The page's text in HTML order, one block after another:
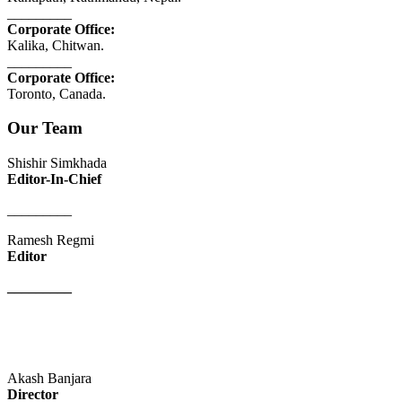
Corporate Office:
Kalika, Chitwan.
Corporate Office:
Toronto, Canada.
Our Team
Shishir Simkhada
Editor-In-Chief
Ramesh Regmi
Editor
Akash Banjara
Director